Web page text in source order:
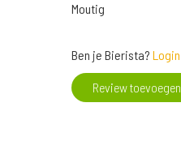
Moutig
Ben je Bierista? Login
Review toevoegen